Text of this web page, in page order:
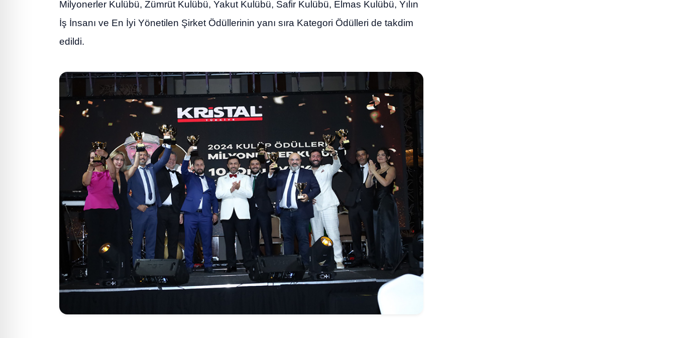
Milyonerler Kulübü, Zümrüt Kulübü, Yakut Kulübü, Safir Kulübü, Elmas Kulübü, Yılın
İş İnsanı ve En İyi Yönetilen Şirket Ödüllerinin yanı sıra Kategori Ödülleri de takdim
edildi.